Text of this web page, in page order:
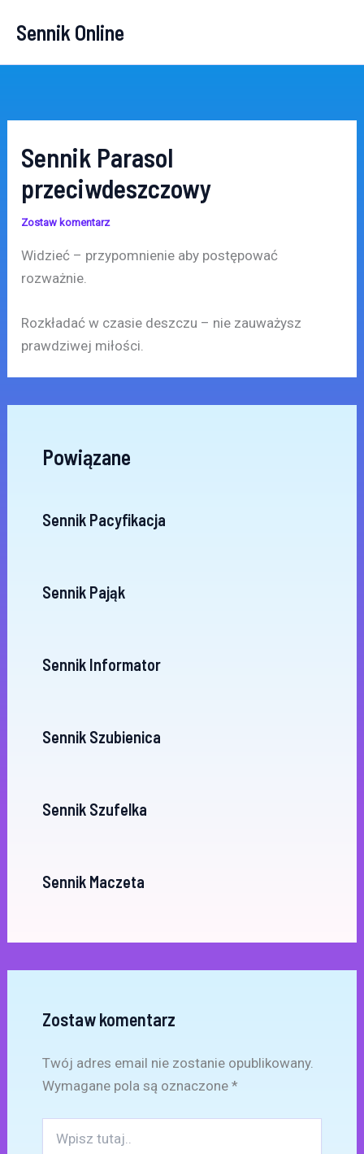
Sennik Online
Sennik Parasol
przeciwdeszczowy
Zostaw komentarz
Widzieć – przypomnienie aby postępować
rozważnie.
Rozkładać w czasie deszczu – nie zauważysz
prawdziwej miłości.
Powiązane
Sennik Pacyfikacja
Sennik Pająk
Sennik Informator
Sennik Szubienica
Sennik Szufelka
Sennik Maczeta
Zostaw komentarz
Twój adres email nie zostanie opublikowany.
Wymagane pola są oznaczone *
tutaj..